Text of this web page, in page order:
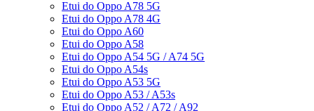
Etui do Oppo A78 5G
Etui do Oppo A78 4G
Etui do Oppo A60
Etui do Oppo A58
Etui do Oppo A54 5G / A74 5G
Etui do Oppo A54s
Etui do Oppo A53 5G
Etui do Oppo A53 / A53s
Etui do Oppo A52 / A72 / A92